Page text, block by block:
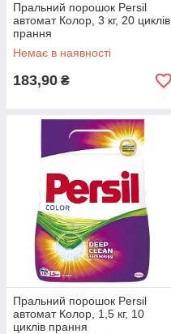
Пральний порошок Persil
автомат Колор, 3 кг, 20 циклів
прання
Немає в наявності
183,90 ₴
Пральний порошок Persil
автомат Колор, 1,5 кг, 10
циклів прання